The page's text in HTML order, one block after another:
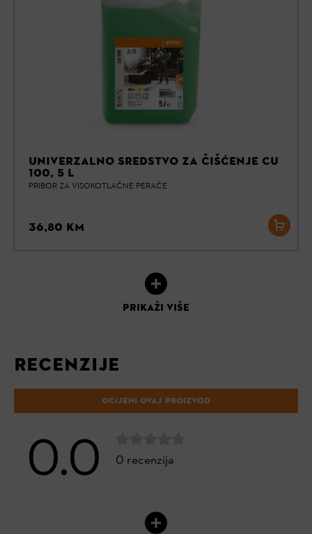
UNIVERZALNO SREDSTVO ZA ČIŠĆENJE CU
100, 5 L
PRIBOR ZA VISOKOTLAČNE PERAČE
36,80 KM
PRIKAŽI VIŠE
RECENZIJE
OCIJENI OVAJ PROIZVOD
0.0 0 recenzija